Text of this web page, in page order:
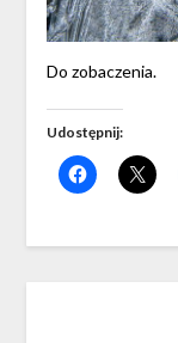
Do zobaczenia.
Udostępnij: